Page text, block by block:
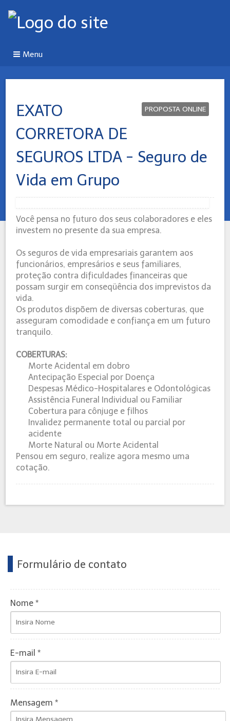
Menu
PROPOSTA ONLINE
EXATO
CORRETORA DE
SEGUROS LTDA - Seguro de
Vida em Grupo
Você pensa no futuro dos seus colaboradores e eles
investem no presente da sua empresa.
Os seguros de vida empresariais garantem aos
funcionários, empresários e seus familiares,
proteção contra dificuldades financeiras que
possam surgir em conseqüência dos imprevistos da
vida.
Os produtos dispõem de diversas coberturas, que
asseguram comodidade e confiança em um futuro
tranquilo.
COBERTURAS:
Morte Acidental em dobro
Antecipação Especial por Doença
Despesas Médico-Hospitalares e Odontológicas
Assistência Funeral Individual ou Familiar
Cobertura para cônjuge e filhos
Invalidez permanente total ou parcial por
acidente
Morte Natural ou Morte Acidental
Pensou em seguro, realize agora mesmo uma
cotação.
Formulário de contato
Nome *
E-mail *
Mensagem *